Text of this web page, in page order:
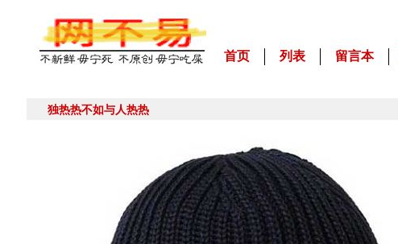
首页 列表 留言本
独热热不如与人热热